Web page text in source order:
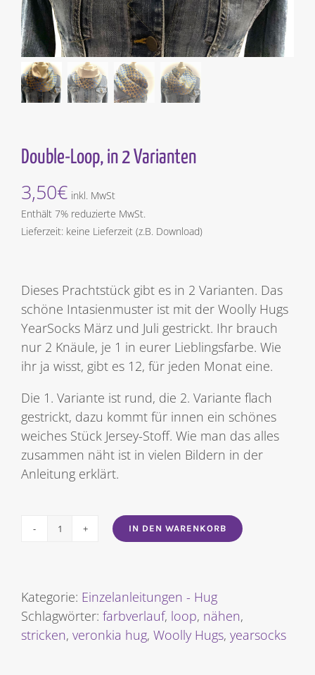
Double-Loop, in 2 Varianten
3,50€ inkl. MwSt
Enthält 7% reduzierte MwSt.
Lieferzeit: keine Lieferzeit (z.B. Download)
Dieses Prachtstück gibt es in 2 Varianten. Das
schöne Intasienmuster ist mit der Woolly Hugs
YearSocks März und Juli gestrickt. Ihr brauch
nur 2 Knäule, je 1 in eurer Lieblingsfarbe. Wie
ihr ja wisst, gibt es 12, für jeden Monat eine.
Die 1. Variante ist rund, die 2. Variante flach
gestrickt, dazu kommt für innen ein schönes
weiches Stück Jersey-Stoff. Wie man das alles
zusammen näht ist in vielen Bildern in der
Anleitung erklärt.
Double-
2
Varianten
Menge
IN DEN WARENKORB
Kategorie: Einzelanleitungen - Hug
Schlagwörter: farbverlauf, loop, nähen,
stricken, veronkia hug, Woolly Hugs, yearsocks